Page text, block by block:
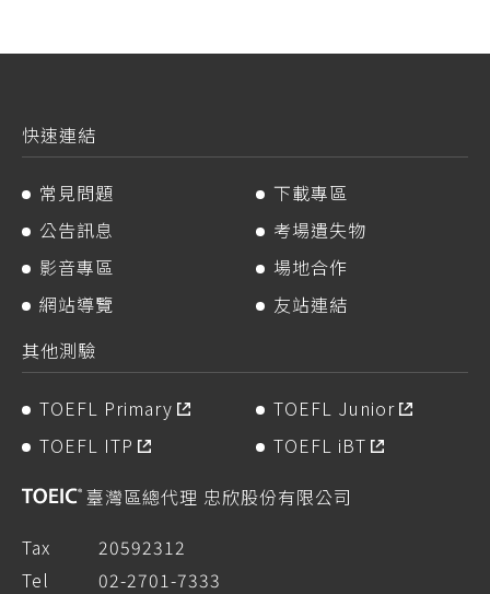
快速連結
常見問題
下載專區
公告訊息
考場遺失物
影音專區
場地合作
網站導覽
友站連結
其他測驗
TOEFL Primary
TOEFL Junior
TOEFL ITP
TOEFL iBT
臺灣區總代理 忠欣股份有限公司
Tax
20592312
Tel
02-2701-7333